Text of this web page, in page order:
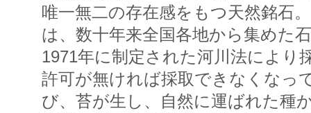
唯一無二の存在感をもつ天然銘石
は、数十年来全国各地から集めた
1971年に制定された河川法により
許可が無ければ採取できなくなっ
び、苔が生し、自然に運ばれた種